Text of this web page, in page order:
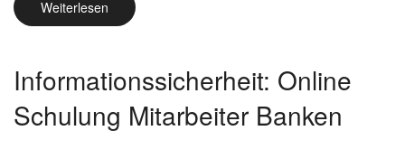
Weiterlesen
Informationssicherheit: Online
Schulung Mitarbeiter Banken